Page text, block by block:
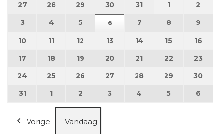
27 27 juli 2026
28 28 juli 2026
29 29 juli 2026
30 30 juli 2026
31 31 juli 2026
11 augustus
2
3 3 augustus 2026
4 4 augustus 2026
5 5 augustus 2026
6 6 augustus 2026
7 7 augustus 2026
8 8 augustus
9
10 10 augustus 2026
11 11 augustus 2026
12 12 augustus 2026
13 13 augustus 2026
14 14 augustus 2026
15 15 16
17 17 augustus 2026
18 18 augustus 2026
19 19 augustus 2026
20 20 augustus 2026
21 21 augustus 2026
22 22 23
24 24 augustus 2026
25 25 augustus 2026
26 26 augustus 2026
27 27 augustus 2026
28 28 augustus 2026
29 29 30
3131 augustus 2026
1 1 september 2026
2 2 september 2026
3 3 september 2026
4 4 september 2026
5 5 6
Vorige Vandaag